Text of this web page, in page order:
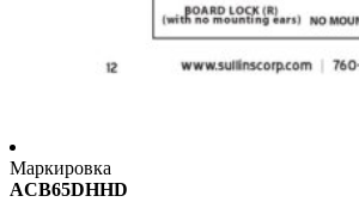
Маркировка
ACB65DHHD